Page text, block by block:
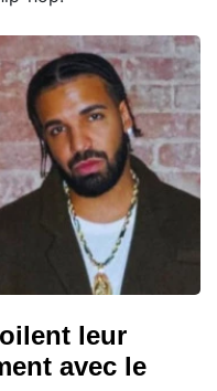
leur
avec le